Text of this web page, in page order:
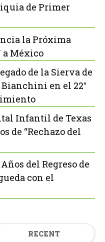
de Primer
la Próxima
a México
de la Sierva de
en el 22°
Infantil de Texas
de “Rechazo del
del Regreso de
con el
RECENT